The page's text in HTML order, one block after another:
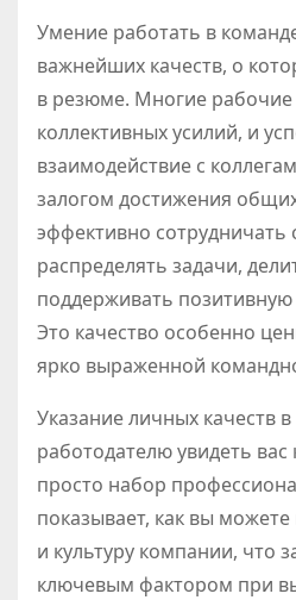
Умение работать в
важнейших качеств, о
в резюме. Многие
коллективных усилий, и
взаимодействие с
залогом достижения
эффективно сотрудничать
распределять задачи,
поддерживать
Это качество особенно
ярко выраженной
Указание личных качеств
работодателю увидеть вас
просто набор
показывает, как вы
и культуру компании, что
ключевым фактором при